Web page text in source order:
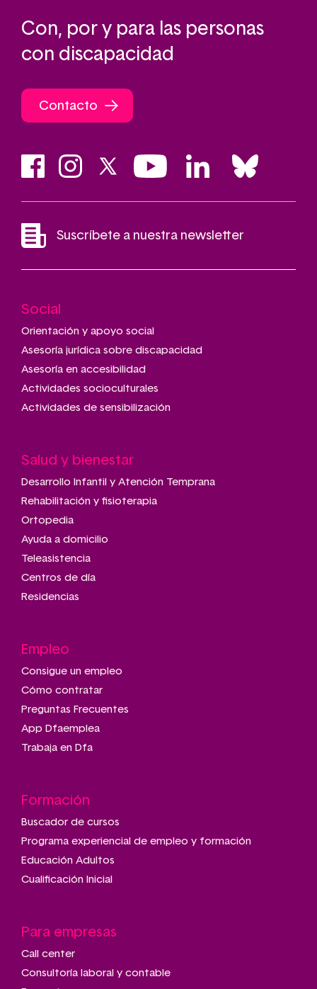
Con, por y para las personas
con discapacidad
Contacto
Suscríbete a nuestra newsletter
Main
navigation
Social
Orientación y apoyo social
Asesoría jurídica sobre discapacidad
Asesoría en accesibilidad
Actividades socioculturales
Actividades de sensibilización
Salud y bienestar
Desarrollo Infantil y Atención Temprana
Rehabilitación y fisioterapia
Ortopedia
Ayuda a domicilio
Teleasistencia
Centros de día
Residencias
Empleo
Consigue un empleo
Cómo contratar
Preguntas Frecuentes
App Dfaemplea
Trabaja en Dfa
Formación
Buscador de cursos
Programa experiencial de empleo y formación
Educación Adultos
Cualificación Inicial
Para empresas
Call center
Consultoría laboral y contable